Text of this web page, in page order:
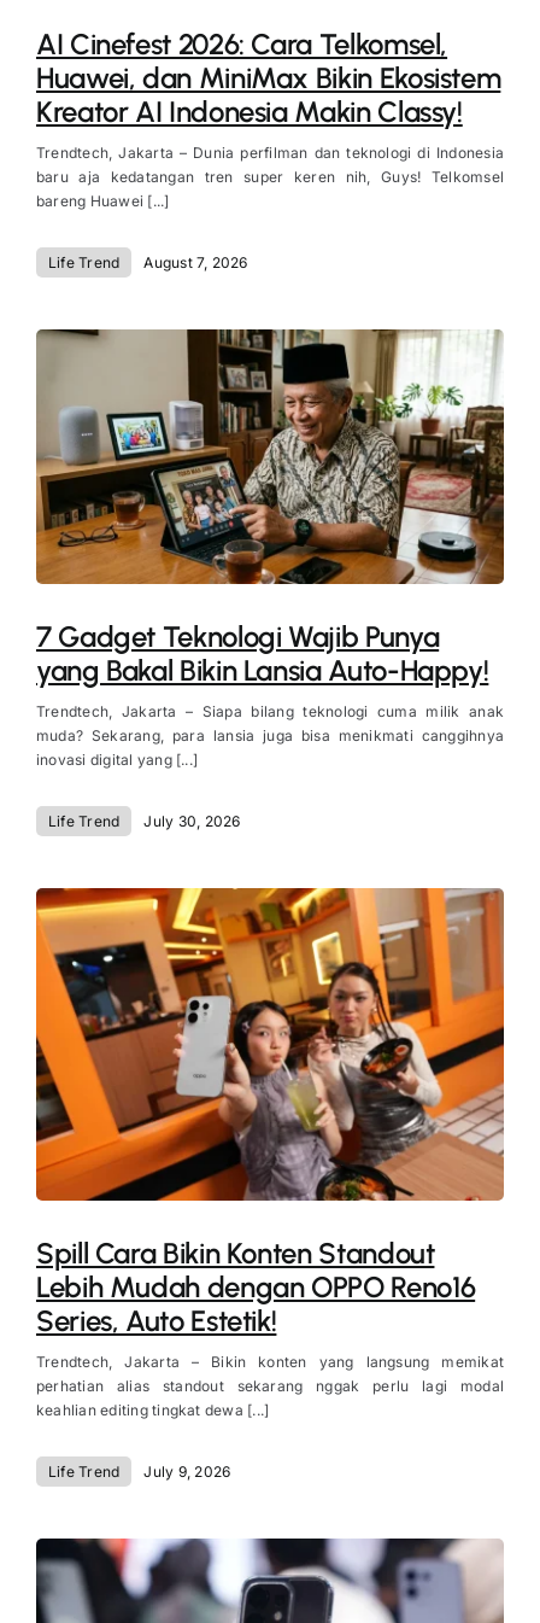
AI Cinefest 2026: Cara Telkomsel,
Huawei, dan MiniMax Bikin Ekosistem
Kreator AI Indonesia Makin Classy!
Trendtech, Jakarta – Dunia perfilman dan teknologi di Indonesia
baru aja kedatangan tren super keren nih, Guys! Telkomsel
bareng Huawei [...]
Life Trend August 7, 2026
7 Gadget Teknologi Wajib Punya
yang Bakal Bikin Lansia Auto-Happy!
Trendtech, Jakarta – Siapa bilang teknologi cuma milik anak
muda? Sekarang, para lansia juga bisa menikmati canggihnya
inovasi digital yang [...]
Life Trend July 30, 2026
Spill Cara Bikin Konten Standout
Lebih Mudah dengan OPPO Reno16
Series, Auto Estetik!
Trendtech, Jakarta – Bikin konten yang langsung memikat
perhatian alias standout sekarang nggak perlu lagi modal
keahlian editing tingkat dewa [...]
Life Trend July 9, 2026